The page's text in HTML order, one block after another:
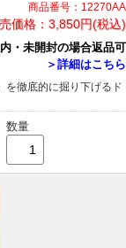
商品番号：12270AA
価格： 3,850円(税込)
・未開封の場合返品可
＞詳細はこちら
を徹底的に掘り下げるド
数量